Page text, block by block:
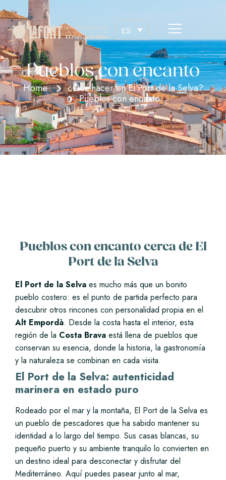
ES
Pueblos con encanto
Home
¿Qué hacer en El Port de la Selva?
Pueblos con encanto
Pueblos con encanto cerca de El
Port de la Selva
El Port de la Selva es mucho más que un bonito
pueblo costero: es el punto de partida perfecto para
descubrir otros rincones con personalidad propia en el
Alt Empordà. Desde la costa hasta el interior, esta
región de la Costa Brava está llena de pueblos que
conservan su esencia, donde la historia, la gastronomía
y la naturaleza se combinan en cada visita.
El Port de la Selva: autenticidad
marinera en estado puro
Rodeado por el mar y la montaña, El Port de la Selva es
un pueblo de pescadores que ha sabido mantener su
identidad a lo largo del tiempo. Sus casas blancas, su
pequeño puerto y su ambiente tranquilo lo convierten en
un destino ideal para desconectar y disfrutar del
Mediterráneo. Aquí puedes pasear junto al mar,